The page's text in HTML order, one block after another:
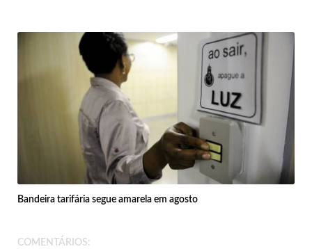
Bandeira tarifária segue amarela em agosto
COMENTÁRIOS: